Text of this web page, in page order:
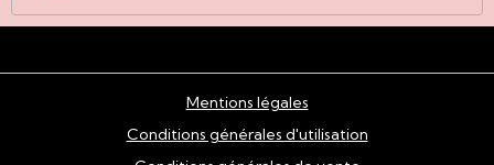
Mentions légales
Conditions générales d'utilisation